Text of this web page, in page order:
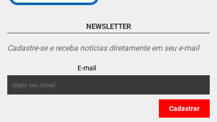
NEWSLETTER
Cadastre-se e receba notícias diretamente em seu e-mail
E-mail